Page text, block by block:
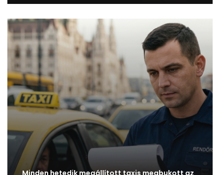
Minden hetedik megállított taxis megbukott az